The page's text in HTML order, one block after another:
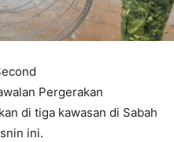
Pergerakan
di tiga kawasan di Sabah
ini.